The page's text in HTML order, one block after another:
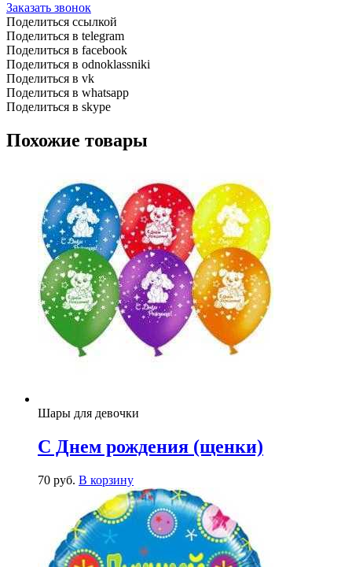
Заказать звонок
Поделиться ссылкой
Поделиться в telegram
Поделиться в facebook
Поделиться в odnoklassniki
Поделиться в vk
Поделиться в whatsapp
Поделиться в skype
Похожие товары
Шары для девочки
С Днем рождения (щенки)
70 руб. В корзину